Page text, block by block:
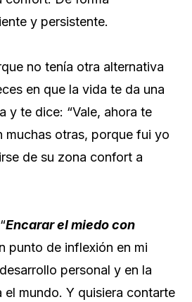
y persistente.
no tenía otra alternativa
en que la vida te da una
y te dice: “Vale, ahora te
muchas otras, porque fui yo
de su zona confort a
Encarar el miedo con
punto de inflexión en mi
personal y en la
el mundo. Y quisiera contarte